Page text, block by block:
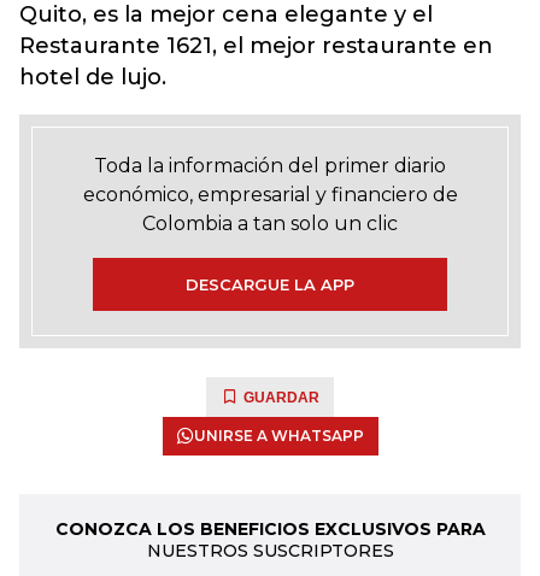
Quito, es la mejor cena elegante y el
Restaurante 1621, el mejor restaurante en
hotel de lujo.
Toda la información del primer diario
económico, empresarial y financiero de
Colombia a tan solo un clic
DESCARGUE LA APP
GUARDAR
UNIRSE A WHATSAPP
CONOZCA LOS BENEFICIOS EXCLUSIVOS PARA
NUESTROS SUSCRIPTORES